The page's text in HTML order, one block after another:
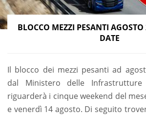
BLOCCO MEZZI PESANTI AGOSTO
DATE
Il blocco dei mezzi pesanti ad
dal Ministero delle
riguarderà i cinque weekend del
e venerdì 14 agosto. Di seguito